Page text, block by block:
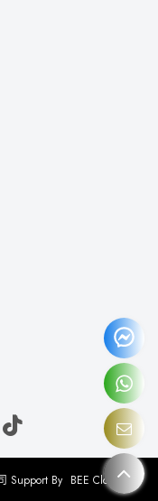
Support By BEE Cloud